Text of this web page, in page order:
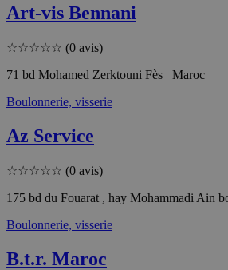
Art-vis Bennani
☆☆☆☆☆ (0 avis)
71 bd Mohamed Zerktouni Fès Maroc
Boulonnerie, visserie
Az Service
☆☆☆☆☆ (0 avis)
175 bd du Fouarat , hay Mohammadi Ain
Boulonnerie, visserie
B.t.r. Maroc